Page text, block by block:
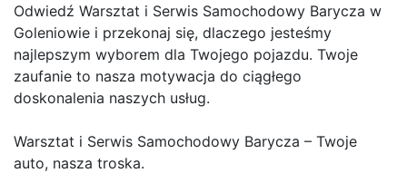
Odwiedź Warsztat i Serwis Samochodowy Barycza w
Goleniowie i przekonaj się, dlaczego jesteśmy
najlepszym wyborem dla Twojego pojazdu. Twoje
zaufanie to nasza motywacja do ciągłego
doskonalenia naszych usług.
Warsztat i Serwis Samochodowy Barycza – Twoje
auto, nasza troska.